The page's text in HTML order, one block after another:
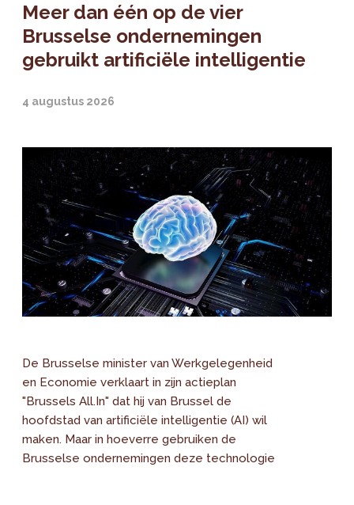
Meer dan één op de vier
Brusselse ondernemingen
gebruikt artificiële intelligentie
4 augustus 2026
De Brusselse minister van Werkgelegenheid
en Economie verklaart in zijn actieplan
"Brussels All.In" dat hij van Brussel de
hoofdstad van artificiële intelligentie (AI) wil
maken. Maar in hoeverre gebruiken de
Brusselse ondernemingen deze technologie